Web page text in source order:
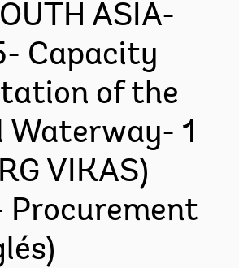
ASIA-
Capacity
of the
Waterway- 1
VIKAS)
Procurement